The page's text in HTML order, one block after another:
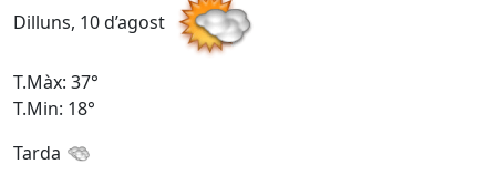
Dilluns, 10 d’agost
T.Màx: 37°
T.Min: 18°
Tarda